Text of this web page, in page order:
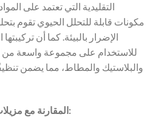
التقليدية التي تعتمد على
الإضرار بالبيئة. كما أن
للاستخدام على مجموعة واسعة من
والبلاستيك والمطاط، مما يضمن
المقارنة مع مزيلات الدهون الأخرى في السوق: